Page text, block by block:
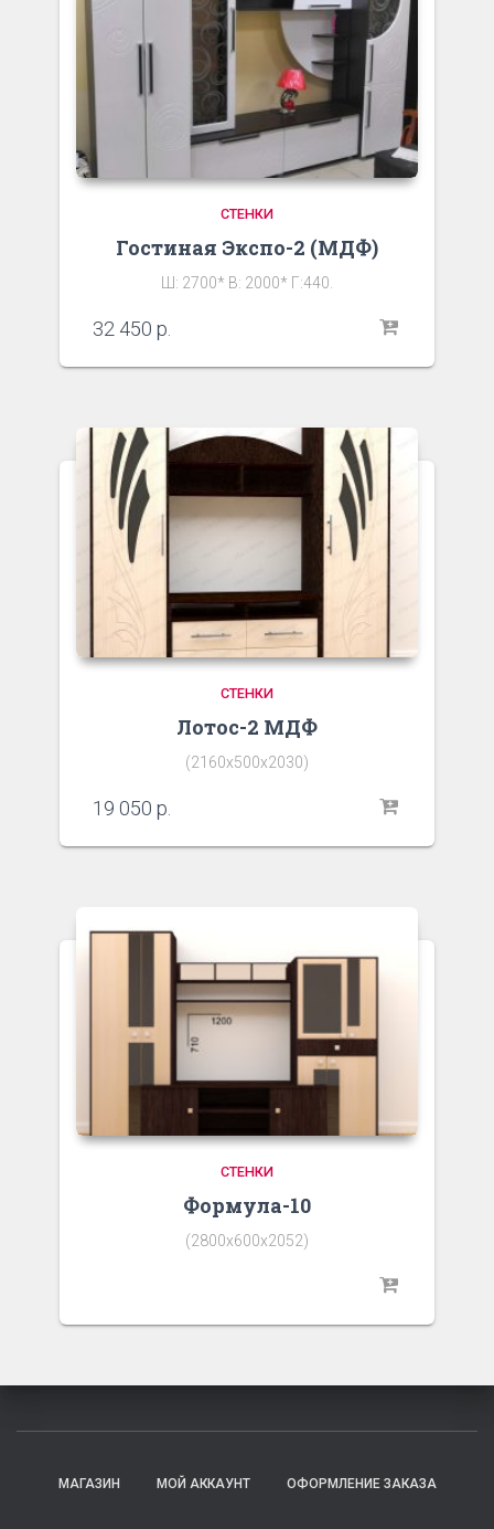
СТЕНКИ
Гостиная Экспо-2 (МДФ)
Ш: 2700* В: 2000* Г:440.
32 450 р.
СТЕНКИ
Лотос-2 МДФ
(2160х500х2030)
19 050 р.
СТЕНКИ
Формула-10
(2800х600х2052)
МАГАЗИН МОЙ АККАУНТ ОФОРМЛЕНИЕ ЗАКАЗА